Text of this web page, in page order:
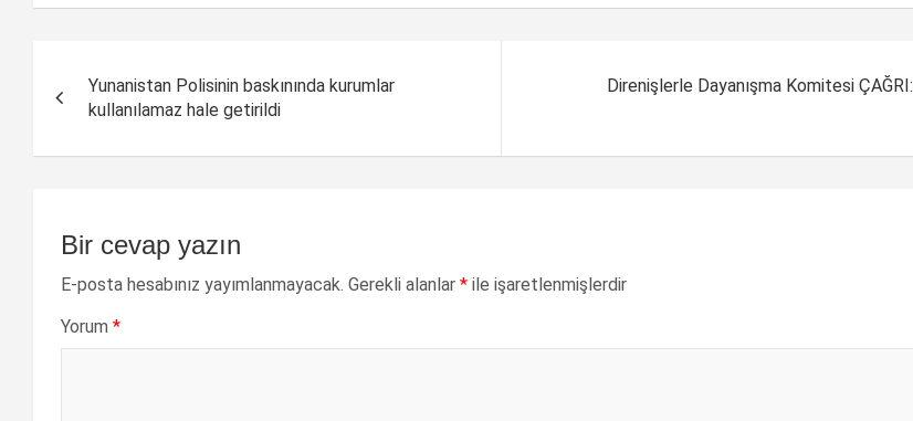
dolaşımı
Yunanistan Polisinin baskınında kurumlar
kullanılamaz hale getirildi
Direnişlerle Dayanışma Komitesi ÇAĞRI:
Bir cevap yazın
E-posta hesabınız yayımlanmayacak. Gerekli alanlar * ile işaretlenmişlerdir
Yorum *